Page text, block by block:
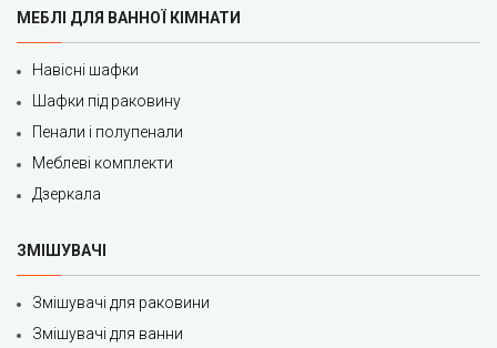
МЕБЛІ ДЛЯ ВАННОЇ КІМНАТИ
Навісні шафки
Шафки під раковину
Пенали і полупенали
Меблеві комплекти
Дзеркала
ЗМІШУВАЧІ
Змішувачі для раковини
Змішувачі для ванни